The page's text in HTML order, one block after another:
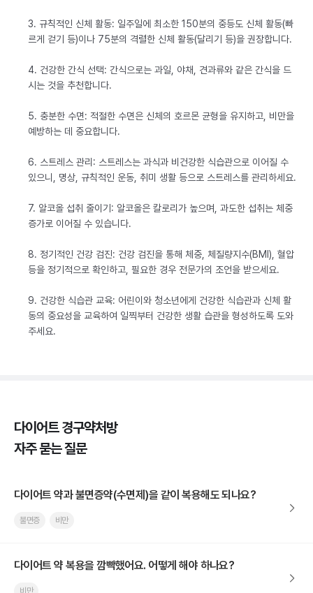
3. 규칙적인 신체 활동: 일주일에 최소한 150분의 중등도 신체 활동(빠
르게 걷기 등)이나 75분의 격렬한 신체 활동(달리기 등)을 권장합니다.
4. 건강한 간식 선택: 간식으로는 과일, 야채, 견과류와 같은 간식을 드
시는 것을 추천합니다.
5. 충분한 수면: 적절한 수면은 신체의 호르몬 균형을 유지하고, 비만을
예방하는 데 중요합니다.
6. 스트레스 관리: 스트레스는 과식과 비건강한 식습관으로 이어질 수
있으니, 명상, 규칙적인 운동, 취미 생활 등으로 스트레스를 관리하세요.
7. 알코올 섭취 줄이기: 알코올은 칼로리가 높으며, 과도한 섭취는 체중
증가로 이어질 수 있습니다.
8. 정기적인 건강 검진: 건강 검진을 통해 체중, 체질량지수(BMI), 혈압
등을 정기적으로 확인하고, 필요한 경우 전문가의 조언을 받으세요.
9. 건강한 식습관 교육: 어린이와 청소년에게 건강한 식습관과 신체 활
동의 중요성을 교육하여 일찍부터 건강한 생활 습관을 형성하도록 도와
주세요.
다이어트 경구약처방
자주 묻는 질문
다이어트 약과 불면증약(수면제)을 같이 복용해도 되나요?
불면증 비만
다이어트 약 복용을 깜빡했어요. 어떻게 해야 하나요?
비만